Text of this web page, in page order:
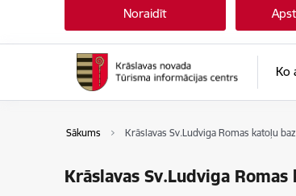
Noraidīt
Ko
Sākums Krāslavas Sv.Ludviga Romas katoļu
Krāslavas Sv.Ludviga